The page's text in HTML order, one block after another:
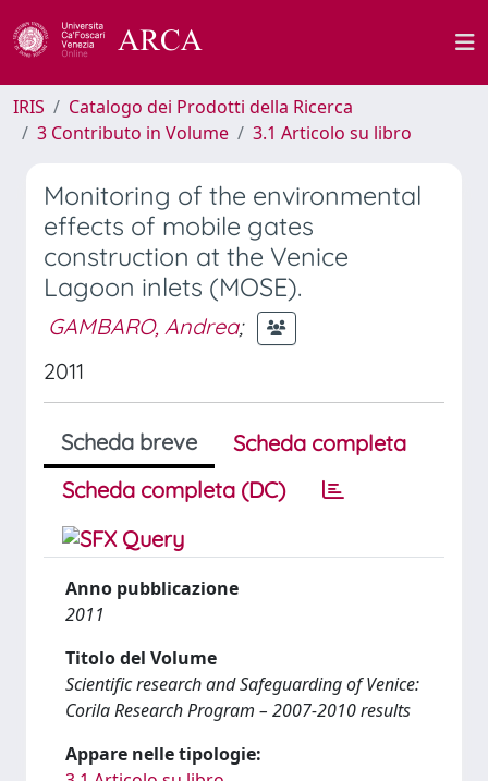
IRIS
Catalogo dei Prodotti della Ricerca
3 Contributo in Volume
3.1 Articolo su libro
Monitoring of the environmental
effects of mobile gates
construction at the Venice
Lagoon inlets (MOSE).
GAMBARO, Andrea;
2011
Scheda breve
Scheda completa
Scheda completa (DC)
Anno pubblicazione
2011
Titolo del Volume
Scientific research and Safeguarding of Venice:
Corila Research Program – 2007-2010 results
Appare nelle tipologie: